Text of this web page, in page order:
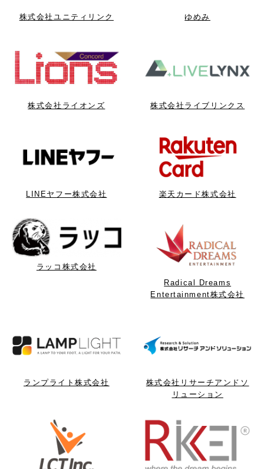
株式会社ユニティリンク ゆめみ
株式会社ライオンズ 株式会社ライブリンクス
LINEヤフー株式会社 楽天カード株式会社
ラッコ株式会社
Radical Dreams
Entertainment株式会社
ランプライト株式会社
株式会社リサーチアンドソ
リューション